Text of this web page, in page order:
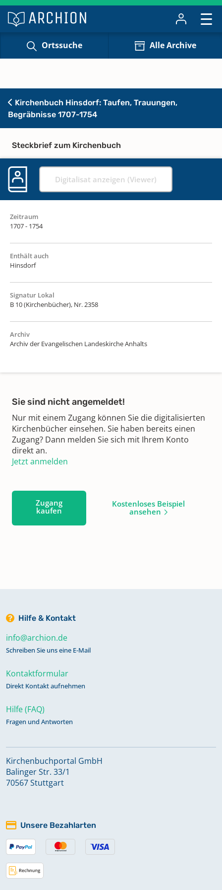
Ortssuche Alle Archive
Kirchenbuch Hinsdorf: Taufen, Trauungen,
Begräbnisse 1707-1754
Steckbrief zum Kirchenbuch
Digitalisat anzeigen (Viewer)
Zeitraum
1707 - 1754
Enthält auch
Hinsdorf
Signatur Lokal
B 10 (Kirchenbücher), Nr. 2358
Archiv
Archiv der Evangelischen Landeskirche Anhalts
Sie sind nicht angemeldet!
Nur mit einem Zugang können Sie die digitalisierten
Kirchenbücher einsehen. Sie haben bereits einen
Zugang? Dann melden Sie sich mit Ihrem Konto
direkt an.
Jetzt anmelden
Zugang
kaufen
Kostenloses Beispiel
ansehen
Hilfe & Kontakt
info@archion.de
Schreiben Sie uns eine E-Mail
Kontaktformular
Direkt Kontakt aufnehmen
Hilfe (FAQ)
Fragen und Antworten
Kirchenbuchportal GmbH
Balinger Str. 33/1
70567 Stuttgart
Unsere Bezahlarten